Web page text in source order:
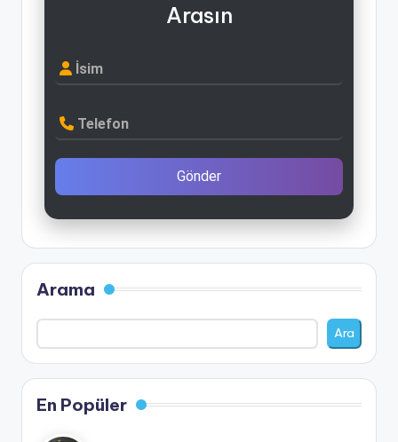
Arasın
İsim
Telefon
Gönder
Arama
Ara
En Popüler